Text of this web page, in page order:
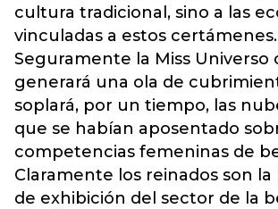
cultura tradicional, sino a las
vinculadas a estos certámenes.
Seguramente la Miss Universo
generará una ola de
soplará, por un tiempo, las
que se habían aposentado
competencias femeninas de
Claramente los reinados son la
de exhibición del sector de la